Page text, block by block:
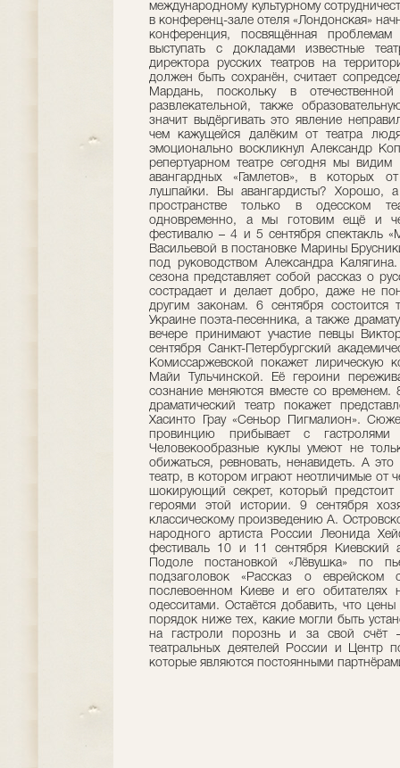
международному культурному
в конференц-зале отеля «Лондонская»
конференция, посвящённая
выступать с докладами известные
директора русских театров на
должен быть сохранён, считает
Мардань, поскольку в
развлекательной, также
значит выдёргивать это явление
чем кажущейся далёким от театра
эмоционально воскликнул Александр
репертуарном театре сегодня мы видим
авангардных «Гамлетов», в которых
лушпайки. Вы авангардисты? Хорошо,
пространстве только в одесском
одновременно, а мы готовим ещё и
фестивалю – 4 и 5 сентября спектакль
Васильевой в постановке Марины
под руководством Александра
сезона представляет собой рассказ о
сострадает и делает добро, даже не
другим законам. 6 сентября состоится
Украине поэта-песенника, а также
вечере принимают участие певцы
сентября Санкт-Петербургский
Комиссаржевской покажет лирическую
Майи Тульчинской. Её героини
сознание меняются вместе со временем.
драматический театр покажет
Хасинто Грау «Сеньор Пигмалион».
провинцию прибывает с гастролями
Человекообразные куклы умеют не
обижаться, ревновать, ненавидеть. А
театр, в котором играют неотличимые от
шокирующий секрет, который предстоит
героями этой истории. 9 сентября
классическому произведению А.
народного артиста России Леонида
фестиваль 10 и 11 сентября Киевский
Подоле постановкой «Лёвушка» по
подзаголовок «Рассказ о еврейском
послевоенном Киеве и его обитателях
одесситами. Остаётся добавить, что
порядок ниже тех, какие могли быть
на гастроли порознь и за свой
театральных деятелей России и Центр
которые являются постоянными